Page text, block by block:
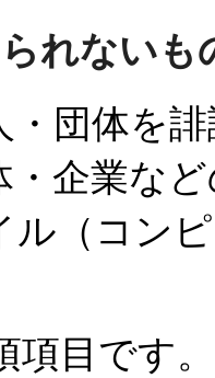
られないも
・団体を
・企業な
ル（コン
項目です